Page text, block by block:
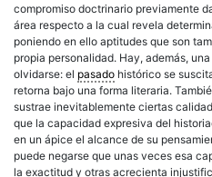
compromiso doctrinario previamente
área respecto a la cual revela
poniendo en ello aptitudes que son
propia personalidad. Hay, además,
olvidarse: el pasado histórico se
retorna bajo una forma literaria.
sustrae inevitablemente ciertas
que la capacidad expresiva del
en un ápice el alcance de su
puede negarse que unas veces esa
la exactitud y otras acrecienta